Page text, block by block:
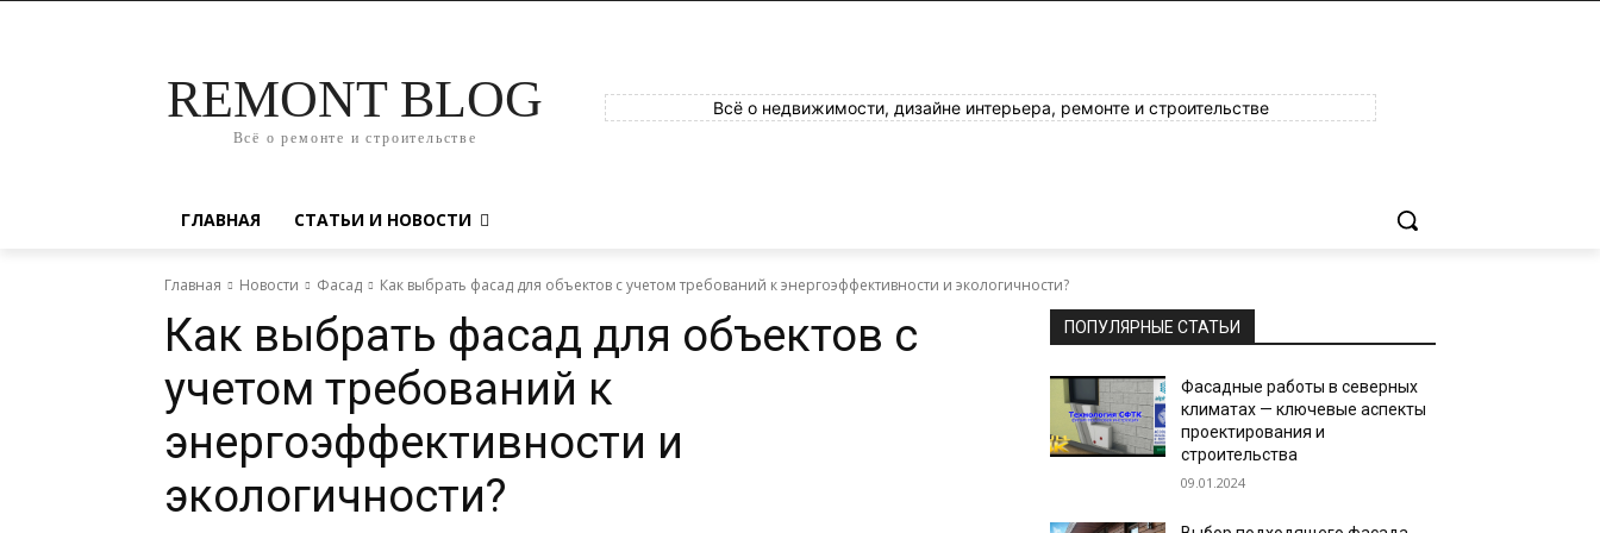
REMONT BLOG
Всё о ремонте и строительстве
Всё о недвижимости, дизайне интерьера, ремонте и строительстве
ГЛАВНАЯ СТАТЬИ И НОВОСТИ
Главная Новости Фасад Как выбрать фасад для объектов с учетом требований к энергоэффективности и экологичности?
Как выбрать фасад для объектов с
учетом требований к
энергоэффективности и
экологичности?
ПОПУЛЯРНЫЕ СТАТЬИ
Фасадные работы в северных
климатах — ключевые аспекты
проектирования и
строительства
09.01.2024